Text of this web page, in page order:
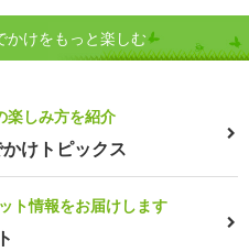
かけをもっと楽しむ
楽しみ方を紹介
けトピックス
ト情報をお届けします